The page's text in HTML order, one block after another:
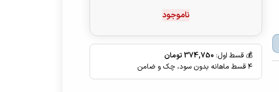
ناموجود
💰 قسط اول: 374,750 تومان
۴ قسط ماهانه بدون سود، چک و ضامن